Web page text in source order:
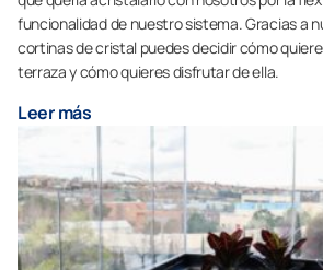
funcionalidad de nuestro sistema. Gracias a
cortinas de cristal puedes decidir cómo
terraza y cómo quieres disfrutar de ella.
Leer más